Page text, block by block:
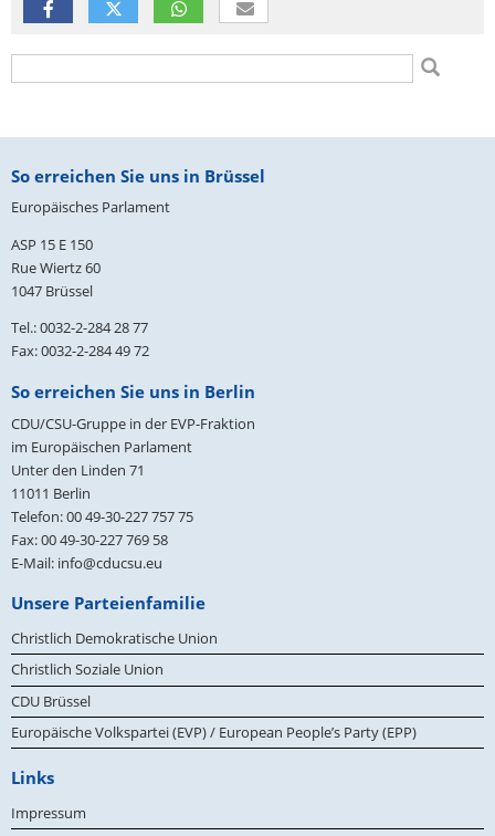
Suchformular
Fußbereich
So erreichen Sie uns in Brüssel
Europäisches Parlament
ASP 15 E 150
Rue Wiertz 60
1047 Brüssel
Tel.: 0032-2-284 28 77
Fax: 0032-2-284 49 72
So erreichen Sie uns in Berlin
CDU/CSU-Gruppe in der EVP-Fraktion
im Europäischen Parlament
Unter den Linden 71
11011 Berlin
Telefon:00 49-30-227 757 75
Fax:00 49-30-227 769 58
E-Mail: info@cducsu.eu
Unsere Parteienfamilie
Christlich Demokratische Union
Christlich Soziale Union
CDU Brüssel
Europäische Volkspartei (EVP) / European People’s Party (EPP)
Links
Impressum